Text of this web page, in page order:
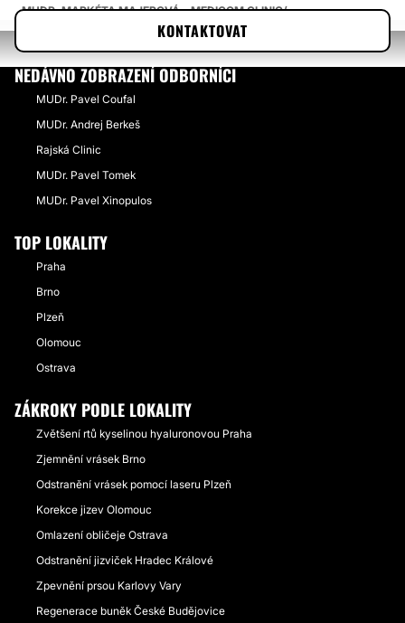
KONTAKTOVAT
MUDR. MARKÉTA MAJEROVÁ - MEDICOM CLINIC
NEDÁVNO ZOBRAZENÍ ODBORNÍCI
MUDr. Pavel Coufal
MUDr. Andrej Berkeš
Rajská Clinic
MUDr. Pavel Tomek
MUDr. Pavel Xinopulos
TOP LOKALITY
Praha
Brno
Plzeň
Olomouc
Ostrava
ZÁKROKY PODLE LOKALITY
Zvětšení rtů kyselinou hyaluronovou Praha
Zjemnění vrásek Brno
Odstranění vrásek pomocí laseru Plzeň
Korekce jizev Olomouc
Omlazení obličeje Ostrava
Odstranění jizviček Hradec Králové
Zpevnění prsou Karlovy Vary
Regenerace buněk České Budějovice